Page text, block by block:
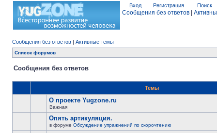
Вход Регистрация Поиск
Сообщения без ответов
Сообщения без ответов | Активные темы
Список форумов
Сообщения без ответов
Темы
О проекте Yugzone.ru
Важная
Опять артикуляция.
в форуме Обсуждение упражнений по скорочтению